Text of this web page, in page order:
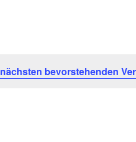
nächsten bevorstehenden